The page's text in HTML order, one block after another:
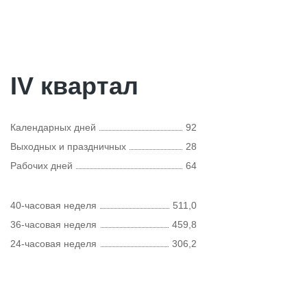
IV квартал
Календарных дней
92
Выходных и праздничных
28
Рабочих дней
64
40-часовая неделя
511,0
36-часовая неделя
459,8
24-часовая неделя
306,2